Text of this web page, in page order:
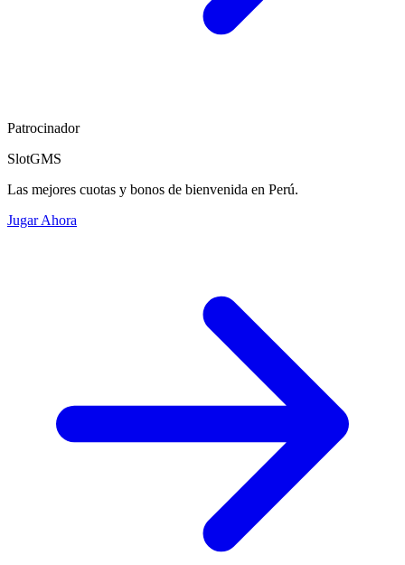
Patrocinador
SlotGMS
Las mejores cuotas y bonos de bienvenida en Perú.
Jugar Ahora